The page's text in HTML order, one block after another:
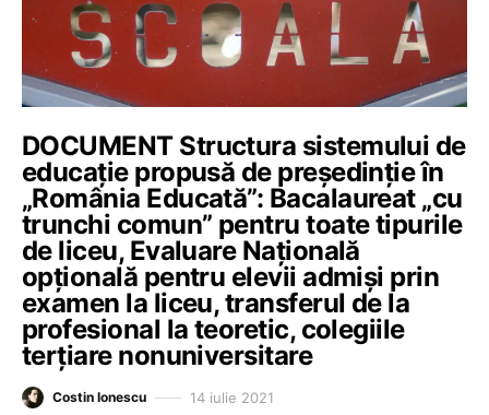
DOCUMENT Structura sistemului de
educație propusă de președinție în
„România Educată”: Bacalaureat „cu
trunchi comun” pentru toate tipurile
de liceu, Evaluare Națională
opțională pentru elevii admiși prin
examen la liceu, transferul de la
profesional la teoretic, colegiile
terțiare nonuniversitare
Costin Ionescu 14 iulie 2021